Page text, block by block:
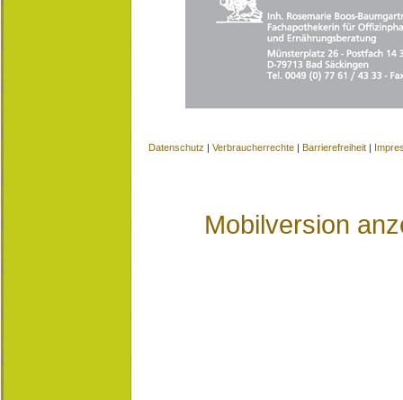
Datenschutz | Verbraucherrechte | Barrierefreiheit |
Mobilversion